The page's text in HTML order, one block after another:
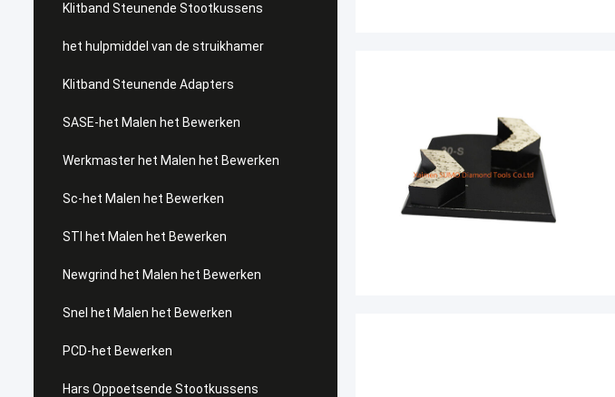
Klitband Steunende Stootkussens
het hulpmiddel van de struikhamer
Klitband Steunende Adapters
SASE-het Malen het Bewerken
Werkmaster het Malen het Bewerken
Sc-het Malen het Bewerken
STI het Malen het Bewerken
Newgrind het Malen het Bewerken
Snel het Malen het Bewerken
PCD-het Bewerken
Hars Oppoetsende Stootkussens